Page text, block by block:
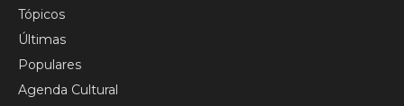
Tópicos
Últimas
Populares
Agenda Cultural